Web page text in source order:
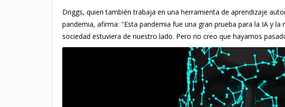
Driggs, quien también trabaja en una herramienta de aprendizaje
pandemia, afirma: "Esta pandemia fue una gran prueba para la IA y
sociedad estuviera de nuestro lado. Pero no creo que hayamos